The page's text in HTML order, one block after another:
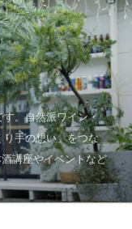
す。自然派ワイン・
り手の想い」をつな
講座やイベントなど